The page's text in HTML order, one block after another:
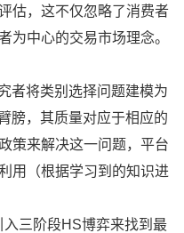
估，这不仅忽略了消费者
为中心的交易市场理念。
者将类别选择问题建模为
膀，其质量对应于相应的
策来解决这一问题，平台
用（根据学习到的知识进
三阶段HS博弈来找到最